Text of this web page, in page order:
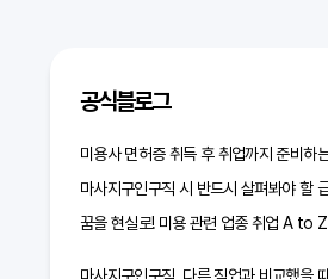
공식블로그
꿈을 현실로! 미용 관련 업종 취업 A to Z